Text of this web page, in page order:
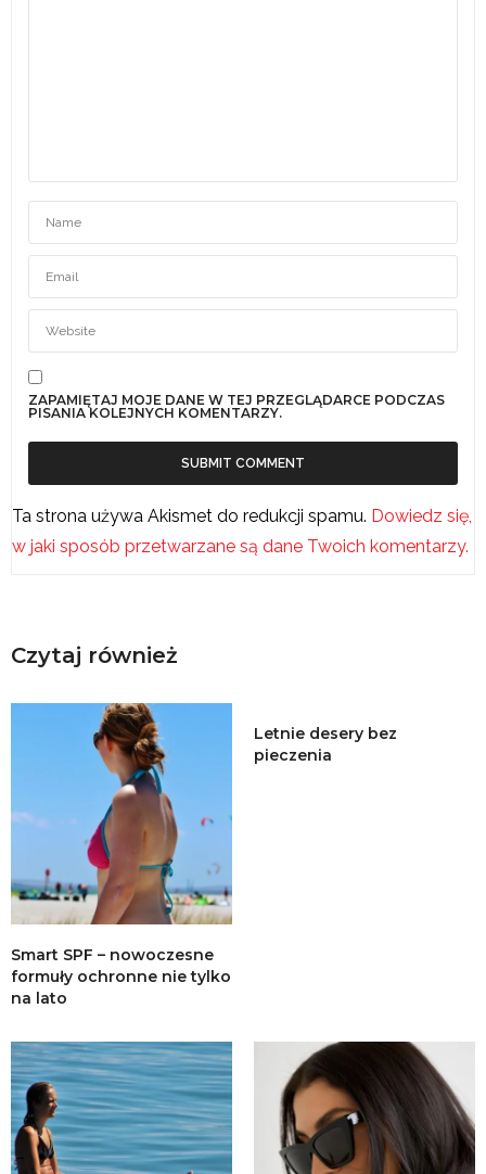
ZAPAMIĘTAJ MOJE DANE W TEJ PRZEGLĄDARCE PODCZAS
PISANIA KOLEJNYCH KOMENTARZY.
Ta strona używa Akismet do redukcji spamu. Dowiedz się,
w jaki sposób przetwarzane są dane Twoich komentarzy.
Czytaj również
Smart SPF – nowoczesne
formuły ochronne nie tylko
na lato
Letnie desery bez
pieczenia